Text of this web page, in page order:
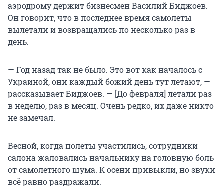
аэродрому держит бизнесмен Василий Биджоев.
Он говорит, что в последнее время самолеты
вылетали и возвращались по несколько раз в
день.
— Год назад так не было. Это вот как началось с
Украиной, они каждый божий день тут летают, —
рассказывает Биджоев. — [До февраля] летали раз
в неделю, раз в месяц. Очень редко, их даже никто
не замечал.
Весной, когда полеты участились, сотрудники
салона жаловались начальнику на головную боль
от самолетного шума. К осени привыкли, но звуки
всё равно раздражали.